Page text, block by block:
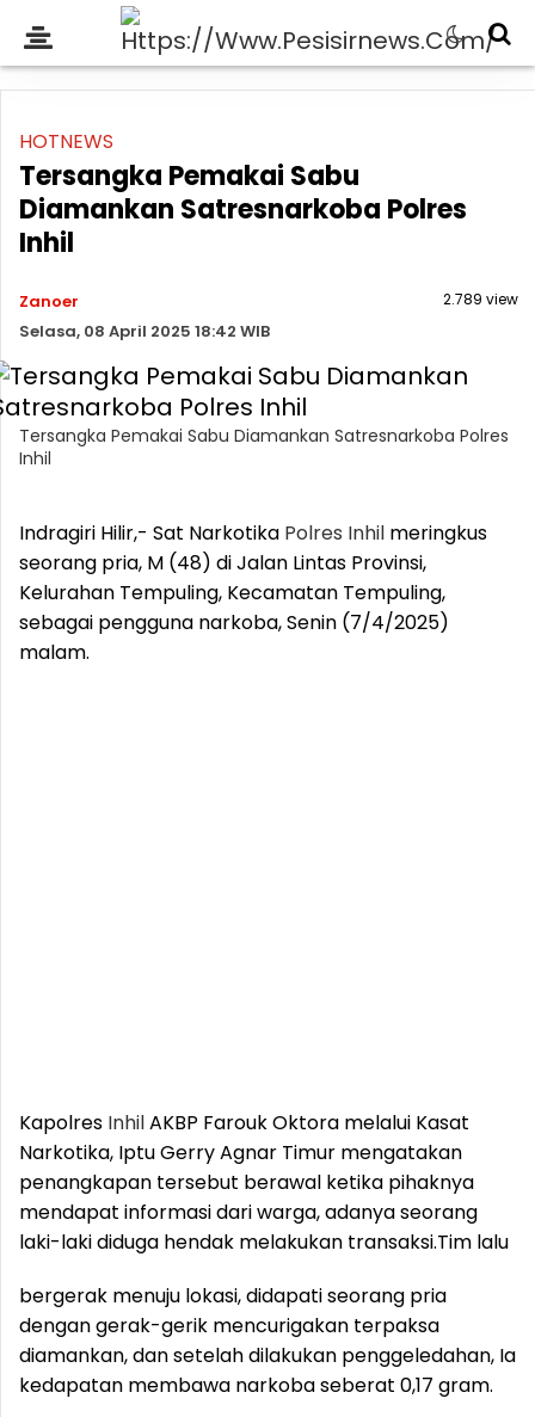
HOTNEWS
Tersangka Pemakai Sabu
Diamankan Satresnarkoba Polres
Inhil
Zanoer
Selasa, 08 April 2025 18:42 WIB
2.789 view
Tersangka Pemakai Sabu Diamankan Satresnarkoba Polres
Inhil
Indragiri Hilir,- Sat Narkotika Polres Inhil meringkus
seorang pria, M (48) di Jalan Lintas Provinsi,
Kelurahan Tempuling, Kecamatan Tempuling,
sebagai pengguna narkoba, Senin (7/4/2025)
malam.
Kapolres InhilAKBP Farouk Oktora melalui Kasat
Narkotika, Iptu Gerry Agnar Timur mengatakan
penangkapan tersebut berawal ketika pihaknya
mendapat informasi dari warga, adanya seorang
laki-laki diduga hendak melakukan transaksi.Tim lalu
bergerak menuju lokasi, didapati seorang pria
dengan gerak-gerik mencurigakan terpaksa
diamankan, dan setelah dilakukan penggeledahan, Ia
kedapatan membawa narkoba seberat 0,17 gram.